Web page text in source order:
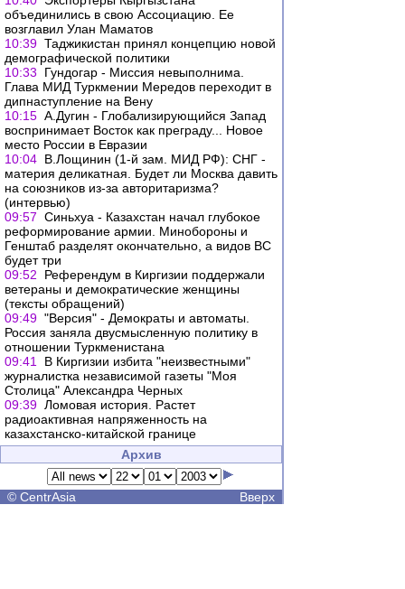
объединились в свою Ассоциацию. Ее
возглавил Улан Маматов
10:39 Таджикистан принял концепцию новой
демографической политики
10:33
Гундогар - Миссия невыполнима.
Глава МИД Туркмении Мередов переходит в
дипнаступление на Вену
10:15 А.Дугин - Глобализирующийся Запад
воспринимает Восток как преграду... Новое
место России в Евразии
10:04 В.Лощинин (1-й зам. МИД РФ): СНГ -
материя деликатная. Будет ли Москва давить
на союзников из-за авторитаризма?
(интервью)
09:57 Синьхуа - Казахстан начал глубокое
реформирование армии. Минобороны и
Генштаб разделят окончательно, а видов ВС
будет три
09:52
Референдум в Киргизии поддержали
ветераны и демократические женщины
(тексты обращений)
09:49 "Версия" - Демократы и автоматы.
Россия заняла двусмысленную политику в
отношении Туркменистана
09:41
В Киргизии избита "неизвестными"
журналистка независимой газеты "Моя
Столица" Александра Черных
09:39 Ломовая история. Растет
радиоактивная напряженность на
казахстанско-китайской границе
Архив
© CentrAsia Вверх